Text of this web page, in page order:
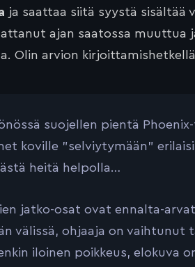
ja saattaa siitä syystä sisältää
ajan saatossa muuttua
Olin arvion
suojellen pientä
koville ”selviytymään”
heitä helpolla…
jatko-osat ovat ennalta-
välissä, ohjaaja on vaihtunut
iloinen poikkeus, elokuva